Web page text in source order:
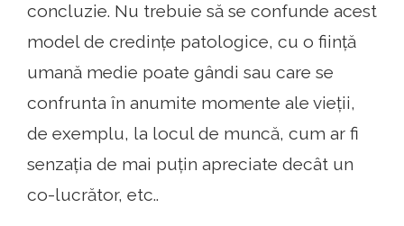
concluzie. Nu trebuie să se confunde acest
model de credințe patologice, cu o ființă
umană medie poate gândi sau care se
confrunta în anumite momente ale vieții,
de exemplu, la locul de muncă, cum ar fi
senzația de mai puțin apreciate decât un
co-lucrător, etc..